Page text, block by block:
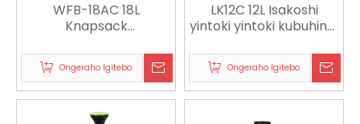
WFB-18AC 18L
Knapsack
kurwanya udukoko
twangiza ubuhinzi
Ongeraho Igitebo
LK12C 12L Isakoshi
yintoki yintoki kubuhinzi,
udukoko
Ongeraho Igitebo